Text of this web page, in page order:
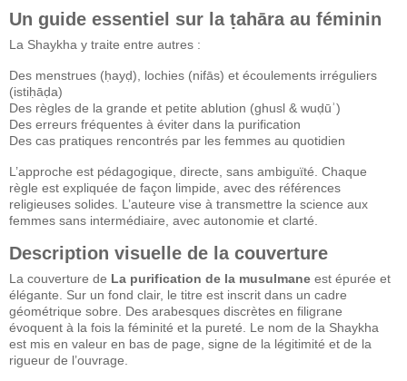
Un guide essentiel sur la ṭahāra au féminin
La Shaykha y traite entre autres :
Des menstrues (ḥayḍ), lochies (nifās) et écoulements irréguliers
(istiḥāḍa)
Des règles de la grande et petite ablution (ghusl & wuḍūʾ)
Des erreurs fréquentes à éviter dans la purification
Des cas pratiques rencontrés par les femmes au quotidien
L’approche est pédagogique, directe, sans ambiguïté. Chaque
règle est expliquée de façon limpide, avec des références
religieuses solides. L’auteure vise à transmettre la science aux
femmes sans intermédiaire, avec autonomie et clarté.
Description visuelle de la couverture
La couverture de La purification de la musulmane est épurée et
élégante. Sur un fond clair, le titre est inscrit dans un cadre
géométrique sobre. Des arabesques discrètes en filigrane
évoquent à la fois la féminité et la pureté. Le nom de la Shaykha
est mis en valeur en bas de page, signe de la légitimité et de la
rigueur de l’ouvrage.